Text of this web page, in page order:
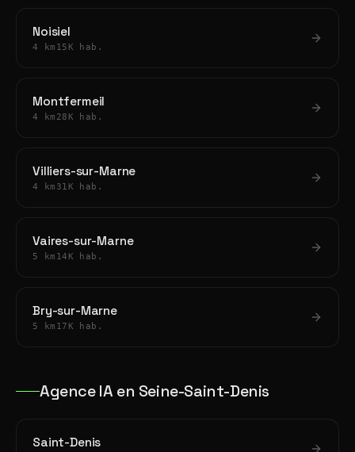
Noisiel
4 km 15K hab.
Montfermeil
4 km 28K hab.
Villiers-sur-Marne
4 km 31K hab.
Vaires-sur-Marne
5 km 14K hab.
Bry-sur-Marne
5 km 17K hab.
Agence IA en Seine-Saint-Denis
Saint-Denis